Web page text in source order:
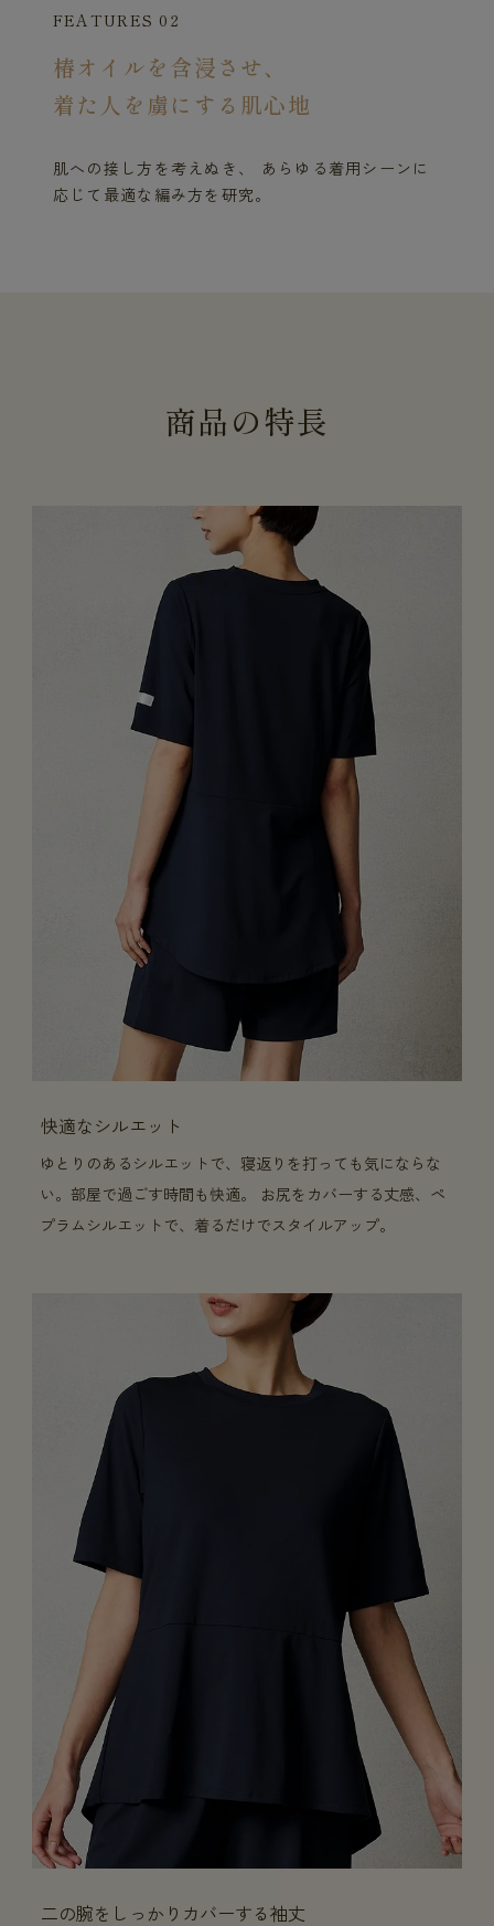
FEATURES 02
椿オイルを含浸させ、
着た人を虜にする肌心地
肌への接し方を考えぬき、 あらゆる着用シーンに
応じて最適な編み方を研究。
商品の特長
快適なシルエット
ゆとりのあるシルエットで、寝返りを打っても気にならな
い。部屋で過ごす時間も快適。 お尻をカバーする丈感、ペ
プラムシルエットで、着るだけでスタイルアップ。
二の腕をしっかりカバーする袖丈